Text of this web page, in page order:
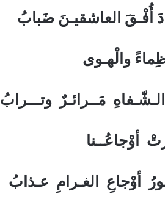
ضَبابُ
والْهـوى
وتـــرابُ
أوْجاعُــنا
عـذابُ